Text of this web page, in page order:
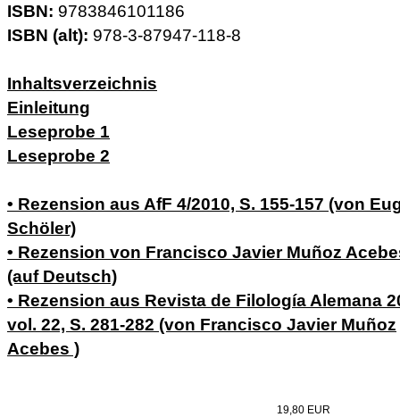
ISBN: 9783846101186
ISBN (alt): 978-3-87947-118-8
Inhaltsverzeichnis
Einleitung
Leseprobe 1
Leseprobe 2
• Rezension aus AfF 4/2010, S. 155-157 (von
Schöler)
• Rezension von Francisco Javier Muñoz
(auf Deutsch)
• Rezension aus Revista de Filología Alemana
vol. 22, S. 281-282 (von Francisco Javier Muñoz
Acebes )
19,80 EUR